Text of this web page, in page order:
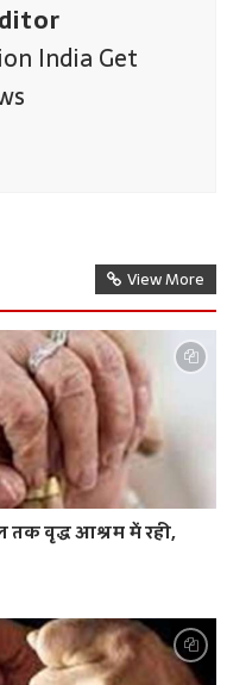
India Get
View More
वृद्ध आश्रम में रही,